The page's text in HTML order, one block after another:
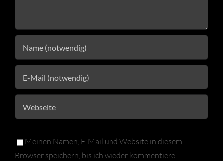
Meinen Namen, E-Mail und Website in diesem
Browser speichern, bis ich wieder kommentiere.